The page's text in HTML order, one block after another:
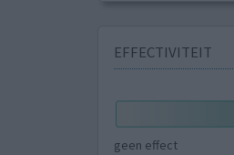
EFFECTIVITEIT
geen effect